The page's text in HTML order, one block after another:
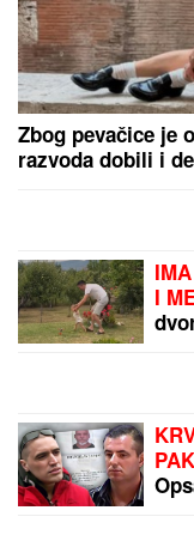
Zbog pevačice je
razvoda dobili i
I